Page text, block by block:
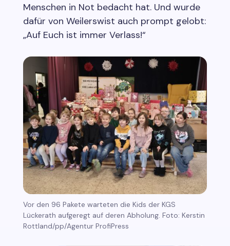
Menschen in Not bedacht hat. Und wurde
dafür von Weilerswist auch prompt gelobt:
„Auf Euch ist immer Verlass!“
Vor den 96 Pakete warteten die Kids der KGS
Lückerath aufgeregt auf deren Abholung. Foto: Kerstin
Rottland/pp/Agentur ProfiPress